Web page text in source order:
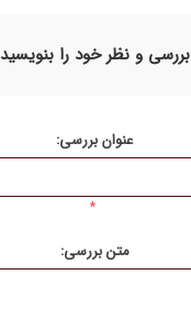
بررسی و نظر خود را بنویسید
عنوان بررسی:
*
متن بررسی: